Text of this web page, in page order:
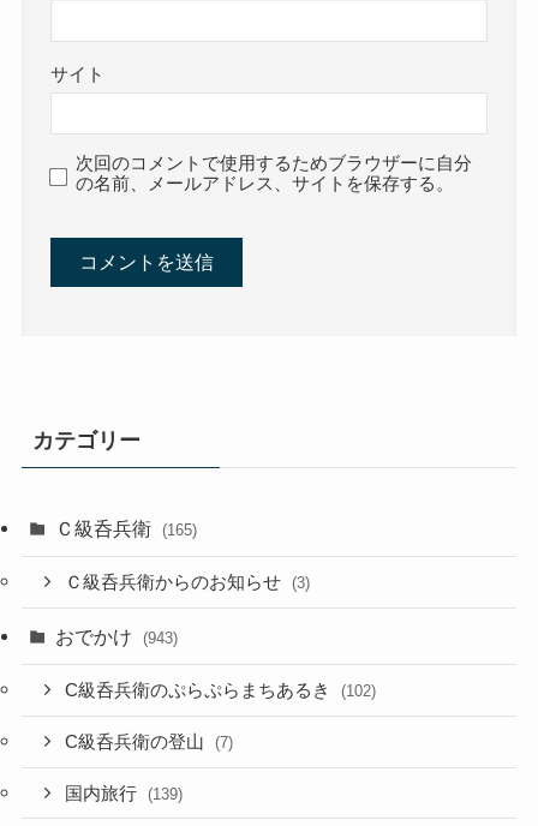
サイト
次回のコメントで使用するためブラウザーに自分
の名前、メールアドレス、サイトを保存する。
カテゴリー
Ｃ級呑兵衛 (165)
Ｃ級呑兵衛からのお知らせ (3)
おでかけ (943)
C級呑兵衛のぷらぷらまちあるき (102)
C級呑兵衛の登山 (7)
国内旅行 (139)